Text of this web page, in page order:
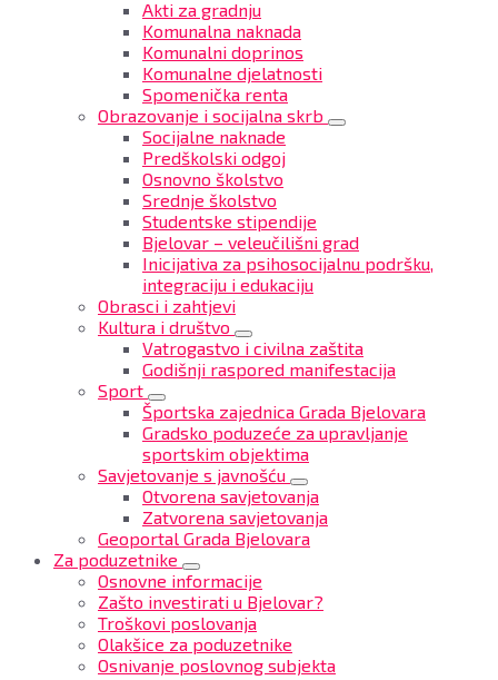
Akti za gradnju
Komunalna naknada
Komunalni doprinos
Komunalne djelatnosti
Spomenička renta
Obrazovanje i socijalna skrb
Socijalne naknade
Predškolski odgoj
Osnovno školstvo
Srednje školstvo
Studentske stipendije
Bjelovar – veleučilišni grad
Inicijativa za psihosocijalnu podršku,
integraciju i edukaciju
Obrasci i zahtjevi
Kultura i društvo
Vatrogastvo i civilna zaštita
Godišnji raspored manifestacija
Sport
Športska zajednica Grada Bjelovara
Gradsko poduzeće za upravljanje
sportskim objektima
Savjetovanje s javnošću
Otvorena savjetovanja
Zatvorena savjetovanja
Geoportal Grada Bjelovara
Za poduzetnike
Osnovne informacije
Zašto investirati u Bjelovar?
Troškovi poslovanja
Olakšice za poduzetnike
Osnivanje poslovnog subjekta